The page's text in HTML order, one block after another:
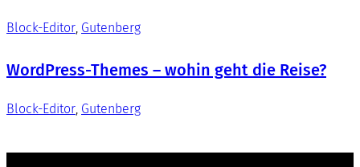
Block-Editor Gutenberg
WordPress-Themes – wohin geht die Reise?
Block-Editor Gutenberg